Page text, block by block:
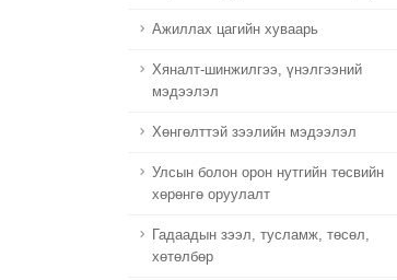
Ажиллах цагийн хуваарь
Хяналт-шинжилгээ, үнэлгээний
мэдээлэл
Хөнгөлттэй зээлийн мэдээлэл
Улсын болон орон нутгийн төсвийн
хөрөнгө оруулалт
Гадаадын зээл, тусламж, төсөл,
хөтөлбөр